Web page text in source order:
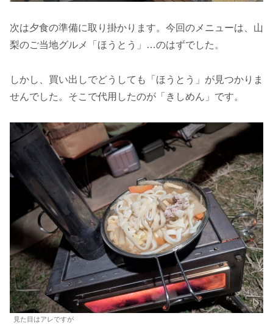
次は夕食の準備に取り掛かります。今回のメニューは、山
梨のご当地グルメ「ほうとう」…のはずでした。
しかし、買い出しでどうしても「ほうとう」が見つかりま
せんでした。そこで代用したのが「きしめん」です。
見た目はアレですが